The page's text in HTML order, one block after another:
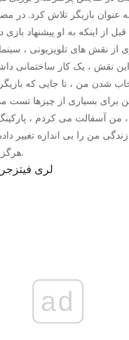
از اینکه به او پیشنهاد بازی
از نقش های تلویزیونی ،
شدن من ، تا جایی که
برای بسیاری از چیزها تست
من آسفالت می کردم ،
من را بی اندازه تغییر
هرگز مثل سابق نخواهد بود.
لری
ad